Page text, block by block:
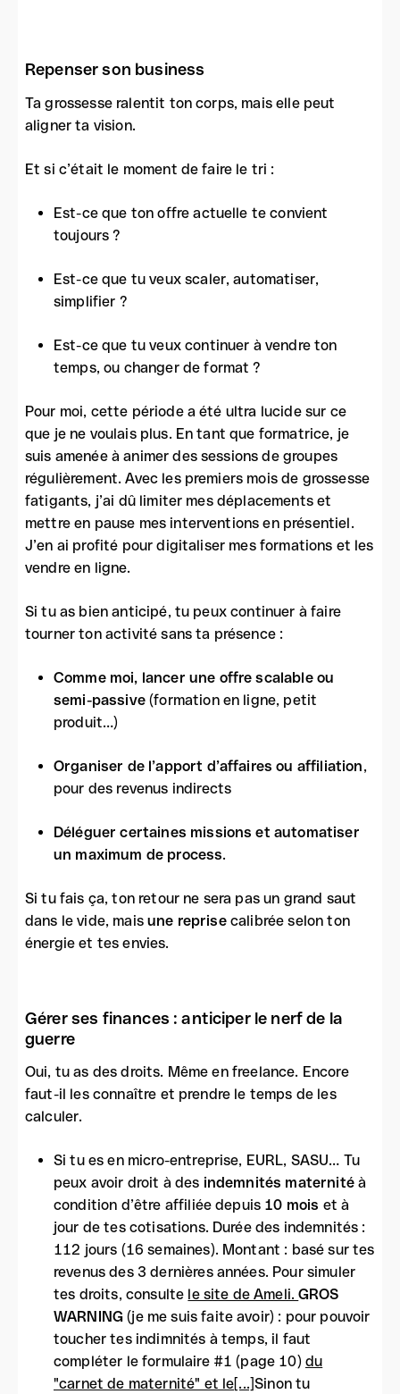
Repenser son business
Ta grossesse ralentit ton corps, mais elle peut
aligner ta vision.
Et si c’était le moment de faire le tri :
Est-ce que ton offre actuelle te convient
toujours ?
Est-ce que tu veux scaler, automatiser,
simplifier ?
Est-ce que tu veux continuer à vendre ton
temps, ou changer de format ?
Pour moi, cette période a été ultra lucide sur ce
que je ne voulais plus. En tant que formatrice, je
suis amenée à animer des sessions de groupes
régulièrement. Avec les premiers mois de grossesse
fatigants, j’ai dû limiter mes déplacements et
mettre en pause mes interventions en présentiel.
J’en ai profité pour digitaliser mes formations et les
vendre en ligne.
Si tu as bien anticipé, tu peux continuer à faire
tourner ton activité sans ta présence :
Comme moi, lancer une offre scalable ou
semi-passive(formation en ligne, petit
produit…)
Organiser de l’apport d’affaires ou affiliation,
pour des revenus indirects
Déléguer certaines missions et automatiser
un maximum de process.
Si tu fais ça, ton retour ne sera pas un grand saut
dans le vide, maisune reprisecalibrée selon ton
énergie et tes envies.
Gérer ses finances : anticiper le nerf de la
guerre
Oui, tu as des droits. Même en freelance. Encore
faut-il les connaître et prendre le temps de les
calculer.
Si tu es en micro-entreprise, EURL, SASU… Tu
peux avoir droit à des indemnités maternitéà
condition d’être affiliée depuis 10 mois et à
jour de tes cotisations. Durée des indemnités :
112 jours (16 semaines). Montant : basé sur tes
revenus des 3 dernières années. Pour simuler
tes droits, consulte le site de Ameli.GROS
WARNING (je me suis faite avoir) : pour pouvoir
toucher tes indimnités à temps, il faut
compléter le formulaire #1 (page 10) du
"carnet de maternité" et le[...]Sinon tu